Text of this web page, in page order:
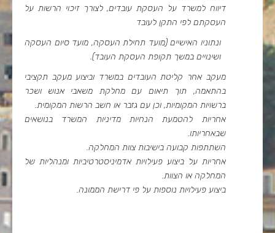
דיווח למשרד על העסקת עובדים, לצורך זיכוי הרשות על
העסקתם לפי התקן לעובד
ונתוניו האישיים (מועד תחילת העסקה, מועד סיום העסקה
ושינויים במשך תקופת העסקת העובד).
מעקב אחר קליטת העובדים במשרד וביצוע מעקב תקציבי
בהתאמה, תוך תיאום עם מחלקת משאבי אנוש ושכר
ברשויות המקומיות, וכן עם גזבר או חשב הרשות המקומית.
אחריות להטמעת הנחיות מדיניות המשרד בנושאים
שבאחריותו.
השתתפות קבועה בישיבות צוות המחלקה.
אחריות על ביצוע פעילויות אדמיניסטרטיביות ומנהליות של
המחלקה או הצוות.
ביצוע פעילויות נוספות על פי דרישת הממונה.